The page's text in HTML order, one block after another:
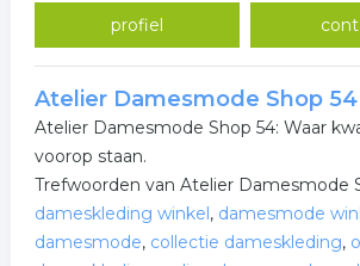
profiel
Atelier Damesmode Shop 54
Atelier Damesmode Shop 54: Waar
voorop staan.
Trefwoorden van Atelier Damesmode
dameskleding winkel, damesmode
damesmode, collectie dameskleding,